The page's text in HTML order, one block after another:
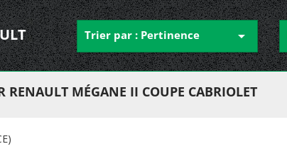
Trier par : Pertinence 
RENAULT MÉGANE II COUPE CABRIOLET